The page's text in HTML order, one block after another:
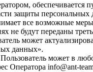
защиты персональных
все возможные
не будут переданы
может
данных».
может в
Оператора info@ant-